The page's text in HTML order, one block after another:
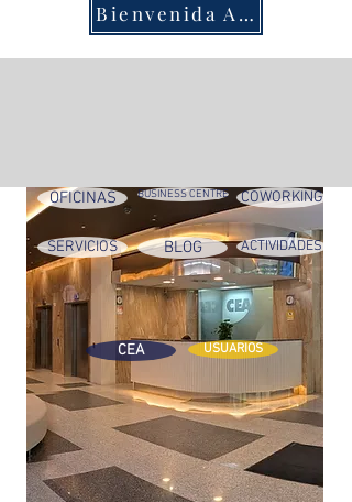
Bienvenida ARQUISOCIAL
BUSINESS CENTRE
OFICINAS
BLOG
USUARIOS
ACTIVIDADES
COWORKING
SERVICIOS
CEA